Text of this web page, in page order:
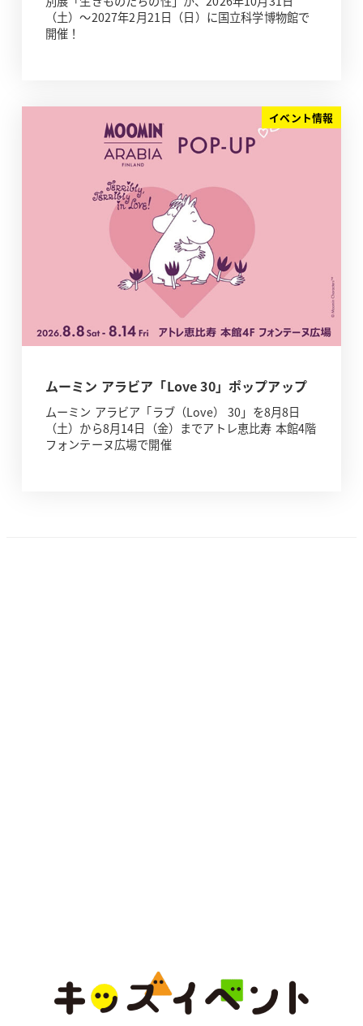
（土）～2027年2月21日（日）に国立科学博物館で
開催！
イベント情報
ムーミン アラビア「Love 30」ポップアップ
ムーミン アラビア「ラブ（Love） 30」を8月8日
（土）から8月14日（金）までアトレ恵比寿 本館4階
フォンテーヌ広場で開催